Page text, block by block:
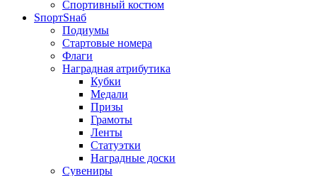
Спортивный костюм
SпортSнаб
Подиумы
Стартовые номера
Флаги
Наградная атрибутика
Кубки
Медали
Призы
Грамоты
Ленты
Статуэтки
Наградные доски
Сувениры